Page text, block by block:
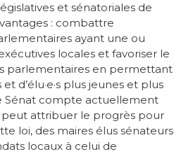
et sénatoriales de
: combattre
ayant une ou
locales et favoriser le
parlementaires en permettant
d’élu·e·s plus jeunes et plus
Sénat compte actuellement
peut attribuer le progrès pour
loi, des maires élus sénateurs
locaux à celui de